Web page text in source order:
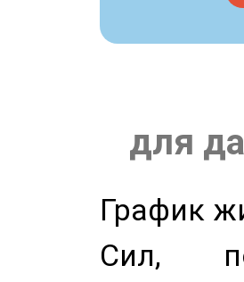
для
График
Сил,